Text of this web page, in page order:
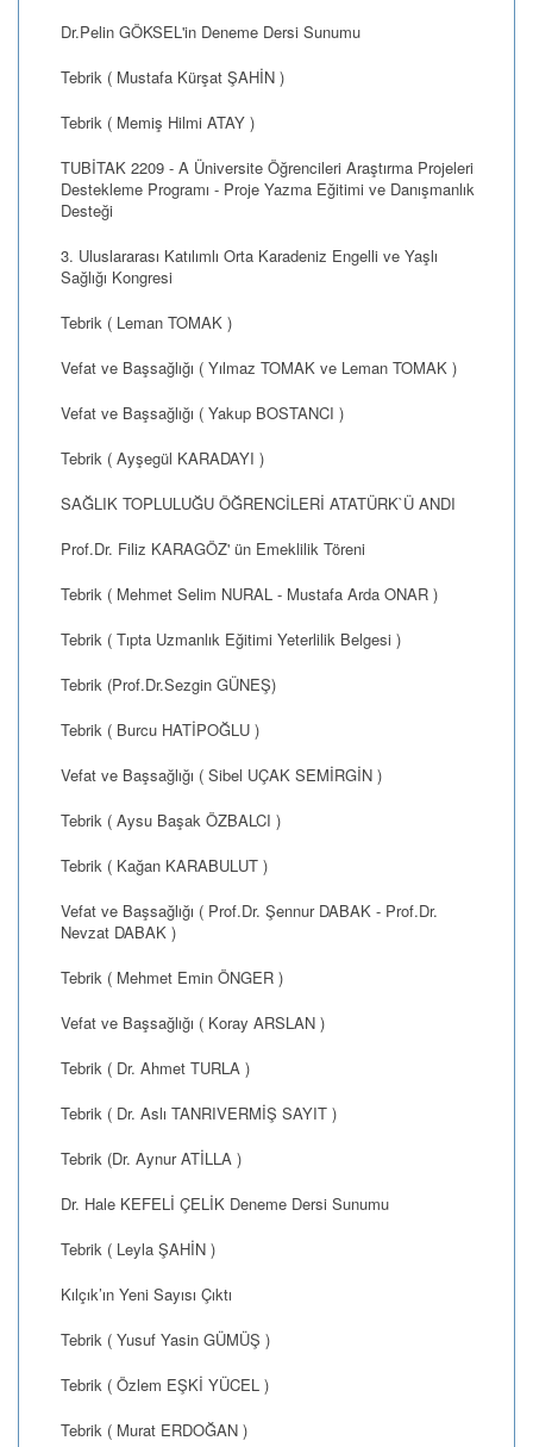
Dr.Pelin GÖKSEL'in Deneme Dersi Sunumu
Tebrik ( Mustafa Kürşat ŞAHİN )
Tebrik ( Memiş Hilmi ATAY )
TUBİTAK 2209 - A Üniversite Öğrencileri Araştırma Projeleri
Destekleme Programı - Proje Yazma Eğitimi ve Danışmanlık
Desteği
3. Uluslararası Katılımlı Orta Karadeniz Engelli ve Yaşlı
Sağlığı Kongresi
Tebrik ( Leman TOMAK )
Vefat ve Başsağlığı ( Yılmaz TOMAK ve Leman TOMAK )
Vefat ve Başsağlığı ( Yakup BOSTANCI )
Tebrik ( Ayşegül KARADAYI )
SAĞLIK TOPLULUĞU ÖĞRENCİLERİ ATATÜRK`Ü ANDI
Prof.Dr. Filiz KARAGÖZ' ün Emeklilik Töreni
Tebrik ( Mehmet Selim NURAL - Mustafa Arda ONAR )
Tebrik ( Tıpta Uzmanlık Eğitimi Yeterlilik Belgesi )
Tebrik (Prof.Dr.Sezgin GÜNEŞ)
Tebrik ( Burcu HATİPOĞLU )
Vefat ve Başsağlığı ( Sibel UÇAK SEMİRGİN )
Tebrik ( Aysu Başak ÖZBALCI )
Tebrik ( Kağan KARABULUT )
Vefat ve Başsağlığı ( Prof.Dr. Şennur DABAK - Prof.Dr.
Nevzat DABAK )
Tebrik ( Mehmet Emin ÖNGER )
Vefat ve Başsağlığı ( Koray ARSLAN )
Tebrik ( Dr. Ahmet TURLA )
Tebrik ( Dr. Aslı TANRIVERMİŞ SAYIT )
Tebrik (Dr. Aynur ATİLLA )
Dr. Hale KEFELİ ÇELİK Deneme Dersi Sunumu
Tebrik ( Leyla ŞAHİN )
Kılçık’ın Yeni Sayısı Çıktı
Tebrik ( Yusuf Yasin GÜMÜŞ )
Tebrik ( Özlem EŞKİ YÜCEL )
Tebrik ( Murat ERDOĞAN )